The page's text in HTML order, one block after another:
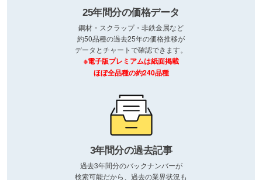
25年間分の価格データ
鋼材・スクラップ・非鉄金属など
約50品種の過去25年の価格推移が
データとチャートで確認できます。
※電子版プレミアムは紙面掲載
ほぼ全品種の約240品種
3年間分の過去記事
過去3年間分のバックナンバーが
検索可能だから、過去の業界状況も